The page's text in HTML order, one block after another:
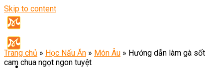
Skip to content
Trang chủ » Học Nấu Ăn » Món Âu » Hướng dẫn làm gà sốt
cam chua ngọt ngon tuyệt